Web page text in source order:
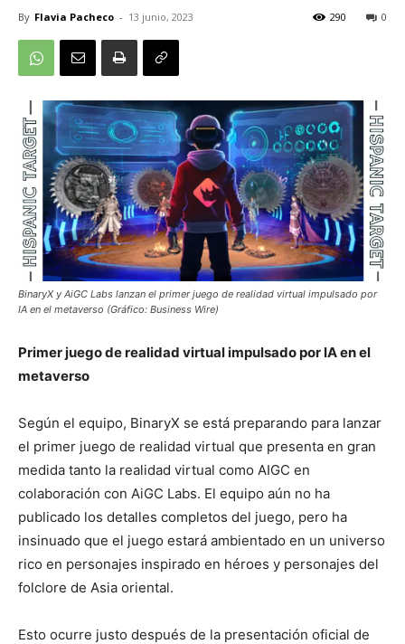
By Flavia Pacheco - 13 junio, 2023 0
290
BinaryX y AiGC Labs lanzan el primer juego de realidad virtual impulsado por
IA en el metaverso (Gráfico: Business Wire)
Primer juego de realidad virtual impulsado por IA en el
metaverso
Según el equipo, BinaryX se está preparando para lanzar
el primer juego de realidad virtual que presenta en gran
medida tanto la realidad virtual como AIGC en
colaboración con AiGC Labs. El equipo aún no ha
publicado los detalles completos del juego, pero ha
insinuado que el juego estará ambientado en un universo
rico en personajes inspirado en héroes y personajes del
folclore de Asia oriental.
Esto ocurre justo después de la presentación oficial de